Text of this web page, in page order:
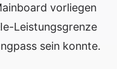
vorliegen
Leistungsgrenze
sein konnte.